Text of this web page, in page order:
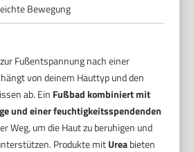
Bewegung
Fußentspannung nach einer
von deinem Hauttyp und den
ab. Ein Fußbad kombiniert mit
und einer feuchtigkeitsspendenden
Weg, um die Haut zu beruhigen und
Produkte mitUreabieten